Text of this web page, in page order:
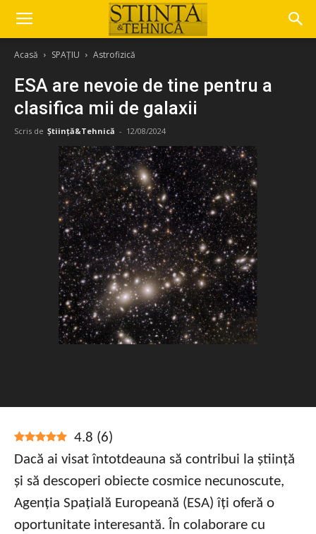
Acasă SPAȚIU Astrofizică
ESA are nevoie de tine pentru a
clasifica mii de galaxii
Scris de Știință&Tehnică - 12/08/2024
4.8 (6)
Dacă ai visat întotdeauna să contribui la știință
și să descoperi obiecte cosmice necunoscute,
Agenția Spațială Europeană (ESA) îți oferă o
oportunitate interesantă. În colaborare cu